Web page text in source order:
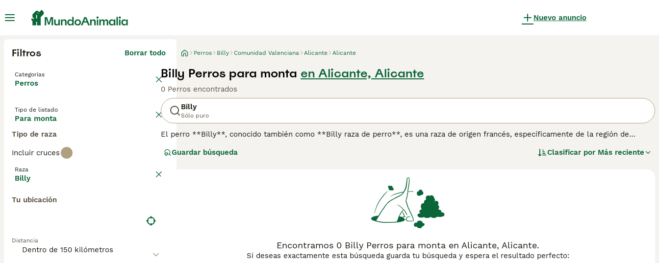
Nuevo anuncio
Filtros Borrar todo
Categorías
Perros
Tipo de listado
Para monta
Tipo de raza
Incluir cruces
Raza
Billy
Tu ubicación
Distancia
Perros Billy Comunidad Valenciana Alicante Alicante
Billy Perros para monta en Alicante, Alicante
0 Perros encontrados
Billy
Sólo puro
El perro **Billy**, conocido también como **Billy raza de perro**, es una raza de origen francés, específicamente de la región de
una altura de entre 58 y 69 cm y un peso que varía entre 25 y 32 kg. Su pelaje es corto, áspero y brillante, predominando el color blanco
valiente y enérgico, ideal para la caza en terrenos difíciles, aunque es independiente y requiere un entrenamiento constante y paciente.
Es un perro afectuoso y leal con la familia, pero debido a su alta energía y necesidad de ejercicio, no es adecuado para personas
primerizas ni para espacios pequeños como apartamentos. Esta raza es muy rara, con menos de 200 ejemplares en todo el mundo, por lo
que encontrar un cachorro o perro Billy puede ser una tarea difícil. Para quienes buscan un perro de caza con historia y carácter, el
Guardar búsqueda Clasificar por Más reciente
Encontramos 0 Billy Perros para monta en Alicante, Alicante.
Si deseas exactamente esta búsqueda guarda tu búsqueda y espera el resultado perfecto: